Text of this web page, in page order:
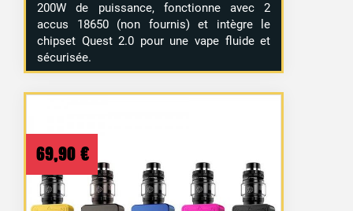
200W de puissance, fonctionne avec 2
accus 18650 (non fournis) et intègre le
chipset Quest 2.0 pour une vape fluide et
sécurisée.
69,90 €